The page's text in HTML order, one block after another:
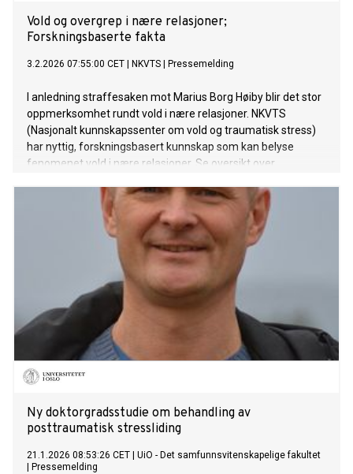
Vold og overgrep i nære relasjoner;
Forskningsbaserte fakta
3.2.2026 07:55:00 CET NKVTS Pressemelding
I anledning straffesaken mot Marius Borg Høiby blir det stor
oppmerksomhet rundt vold i nære relasjoner. NKVTS
(Nasjonalt kunnskapssenter om vold og traumatisk stress)
har nyttig, forskningsbasert kunnskap som kan belyse
fenomenet vold i nære relasjoner. Se oversikt over
om vold i nære relasjoner, kan virke aktiverende for mange
utsatte, og flere kan få behov for å søke hjelp for egen
situasjon. Info om hva utsatte kan trenge, og liste over
hjelpetjenester ligger også i denne saken.
Ny doktorgradsstudie om behandling av
posttraumatisk stressliding
21.1.2026 08:53:26 CET
UiO - Det samfunnsvitenskapelige fakultet
Pressemelding